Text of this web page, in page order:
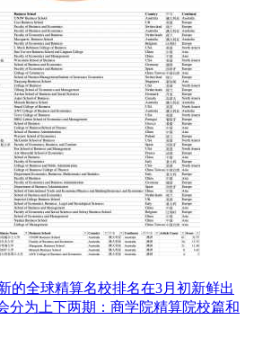
的全球精算名校排名在3月初新鲜出
分为上下两期：商学院精算院校篇和